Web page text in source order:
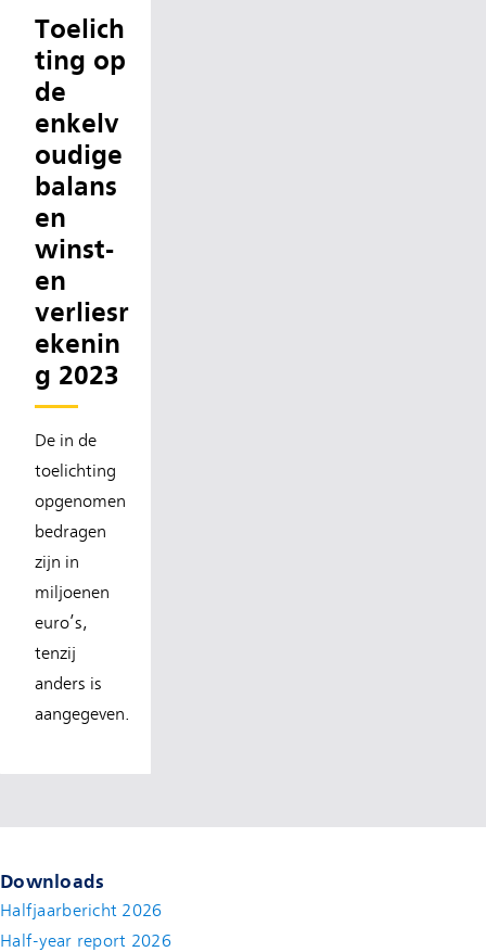
Toelich
ting op
de
enkelv
oudige
balans
en
winst-
en
verliesr
ekenin
g 2023
De in de
toelichting
opgenomen
bedragen
zijn in
miljoenen
euro’s,
tenzij
anders is
aangegeven.
Downloads
Halfjaarbericht 2026
Half-year report 2026